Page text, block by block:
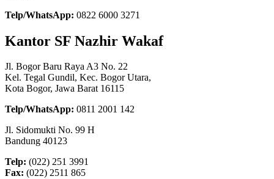
Telp/WhatsApp: 0822 6000 3271
Kantor SF Nazhir Wakaf
Jl. Bogor Baru Raya A3 No. 22
Kel. Tegal Gundil, Kec. Bogor Utara,
Kota Bogor, Jawa Barat 16115
Telp/WhatsApp: 0811 2001 142
Jl. Sidomukti No. 99 H
Bandung 40123
Telp: (022) 251 3991
Fax: (022) 2511 865